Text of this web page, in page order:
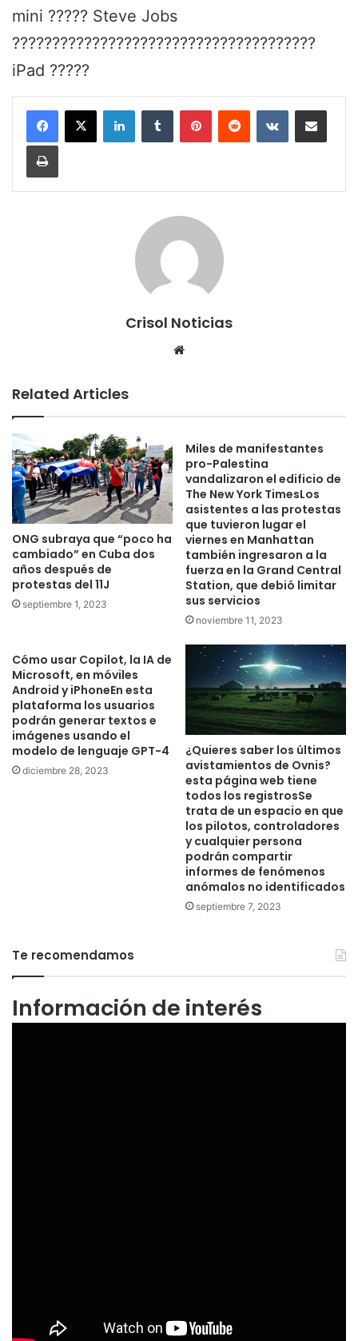
mini ????? Steve Jobs
??????????????????????????????????????
iPad ?????
Crisol Noticias
Related Articles
ONG subraya que “poco ha
cambiado” en Cuba dos
años después de
protestas del 11J
septiembre 1, 2023
Miles de manifestantes
pro-Palestina
vandalizaron el edificio de
The New York TimesLos
asistentes a las protestas
que tuvieron lugar el
viernes en Manhattan
también ingresaron a la
fuerza en la Grand Central
Station, que debió limitar
sus servicios
noviembre 11, 2023
Cómo usar Copilot, la IA de
Microsoft, en móviles
Android y iPhoneEn esta
plataforma los usuarios
podrán generar textos e
imágenes usando el
modelo de lenguaje GPT-4
diciembre 28, 2023
¿Quieres saber los últimos
avistamientos de Ovnis?
esta página web tiene
todos los registrosSe
trata de un espacio en que
los pilotos, controladores
y cualquier persona
podrán compartir
informes de fenómenos
anómalos no identificados
septiembre 7, 2023
Te recomendamos
Información de interés